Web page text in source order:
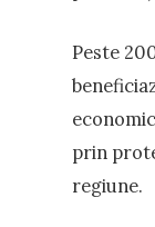
Peste
prin
regiune.